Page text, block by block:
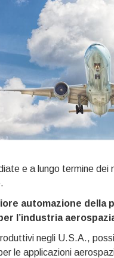
e a lungo termine dei
automazione della
l’industria
negli U.S.A.,
le applicazioni